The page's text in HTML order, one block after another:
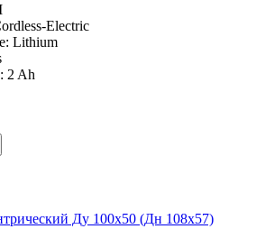
Electric
Lithium
2 Ah
Ду 100х50 (Дн 108х57)